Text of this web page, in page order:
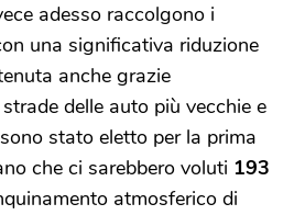
adesso raccolgono i
una significativa riduzione
anche grazie
delle auto più vecchie e
stato eletto per la prima
che ci sarebbero voluti 193
atmosferico di